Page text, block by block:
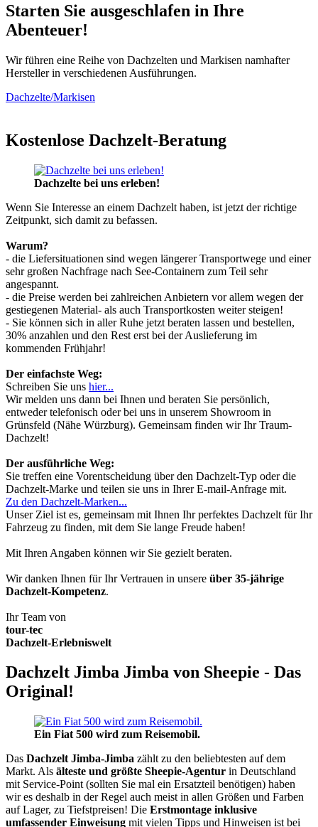
Starten Sie ausgeschlafen in Ihre
Abenteuer!
Wir führen eine Reihe von Dachzelten und Markisen namhafter
Hersteller in verschiedenen Ausführungen.
Dachzelte/Markisen
Kostenlose Dachzelt-Beratung
Dachzelte bei uns erleben!
Wenn Sie Interesse an einem Dachzelt haben, ist jetzt der richtige
Zeitpunkt, sich damit zu befassen.
Warum?
- die Liefersituationen sind wegen längerer Transportwege und einer
sehr großen Nachfrage nach See-Containern zum Teil sehr
angespannt.
- die Preise werden bei zahlreichen Anbietern vor allem wegen der
gestiegenen Material- als auch Transportkosten weiter steigen!
- Sie können sich in aller Ruhe jetzt beraten lassen und bestellen,
30% anzahlen und den Rest erst bei der Auslieferung im
kommenden Frühjahr!
Der einfachste Weg:
Schreiben Sie uns hier...
Wir melden uns dann bei Ihnen und beraten Sie persönlich,
entweder telefonisch oder bei uns in unserem Showroom in
Grünsfeld (Nähe Würzburg). Gemeinsam finden wir Ihr Traum-
Dachzelt!
Der ausführliche Weg:
Sie treffen eine Vorentscheidung über den Dachzelt-Typ oder die
Dachzelt-Marke und teilen sie uns in Ihrer E-mail-Anfrage mit.
Zu den Dachzelt-Marken...
Unser Ziel ist es, gemeinsam mit Ihnen Ihr perfektes Dachzelt für Ihr
Fahrzeug zu finden, mit dem Sie lange Freude haben!
Mit Ihren Angaben können wir Sie gezielt beraten.
Wir danken Ihnen für Ihr Vertrauen in unsere über 35-jährige
Dachzelt-Kompetenz.
Ihr Team von
tour-tec
Dachzelt-Erlebniswelt
Dachzelt Jimba Jimba von Sheepie - Das
Original!
Ein Fiat 500 wird zum Reisemobil.
Das Dachzelt Jimba-Jimba zählt zu den beliebtesten auf dem
Markt. Als älteste und größte Sheepie-Agentur in Deutschland
mit Service-Point (sollten Sie mal ein Ersatzteil benötigen) haben
wir es deshalb in der Regel auch meist in allen Größen und Farben
auf Lager, zu Tiefstpreisen! Die Erstmontage inklusive
umfassender Einweisung mit vielen Tipps und Hinweisen ist bei